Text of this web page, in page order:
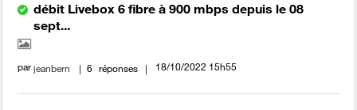
débit Livebox 6 fibre à 900 mbps depuis le 08
sept...
parjeanbern 6 réponses ‎18/10/2022 15h55